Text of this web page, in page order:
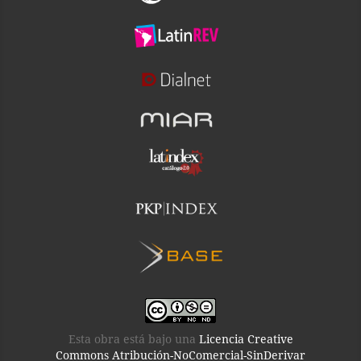
Esta obra está bajo una Licencia Creative
Commons Atribución-NoComercial-SinDerivar